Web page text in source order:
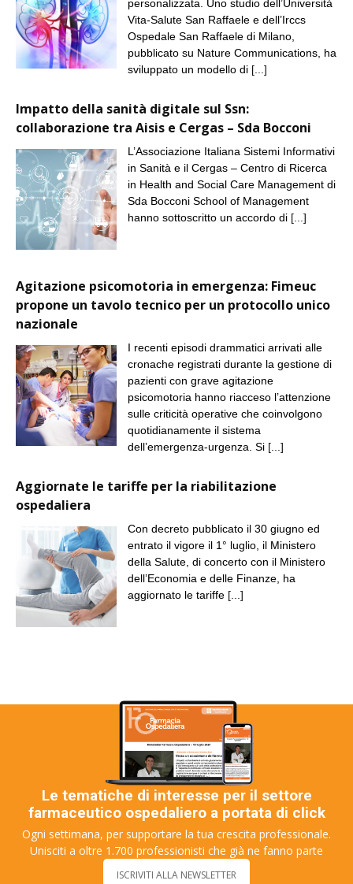
personalizzata. Uno studio dell’Università
Vita-Salute San Raffaele e dell’Irccs
Ospedale San Raffaele di Milano,
pubblicato su Nature Communications, ha
sviluppato un modello di [...]
Impatto della sanità digitale sul Ssn:
collaborazione tra Aisis e Cergas – Sda Bocconi
L’Associazione Italiana Sistemi Informativi
in Sanità e il Cergas – Centro di Ricerca
in Health and Social Care Management di
Sda Bocconi School of Management
hanno sottoscritto un accordo di [...]
Agitazione psicomotoria in emergenza: Fimeuc
propone un tavolo tecnico per un protocollo unico
nazionale
I recenti episodi drammatici arrivati alle
cronache registrati durante la gestione di
pazienti con grave agitazione
psicomotoria hanno riacceso l’attenzione
sulle criticità operative che coinvolgono
quotidianamente il sistema
dell’emergenza-urgenza. Si [...]
Aggiornate le tariffe per la riabilitazione
ospedaliera
Con decreto pubblicato il 30 giugno ed
entrato il vigore il 1° luglio, il Ministero
della Salute, di concerto con il Ministero
dell’Economia e delle Finanze, ha
aggiornato le tariffe [...]
Le tematiche di interesse per il settore
farmaceutico ospedaliero a portata di click
Ogni settimana, per supportare la tua crescita professionale.
Unisciti a oltre 1.700 professionisti che già ne fanno parte
ISCRIVITI ALLA NEWSLETTER